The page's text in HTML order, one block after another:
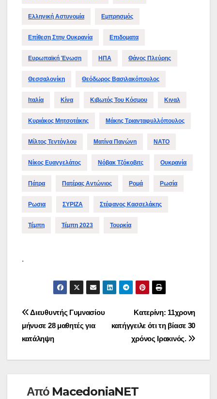
Ελληνική Αστυνομία Εμπρησμός
Επίθεση Στην Ουκρανία Επιδοματα
Ευρωπαϊκή Ένωση ΗΠΑ Θάνος Πλεύρης
Θεσσαλονίκη Θεόδωρος Βασιλακόπουλος
Ιταλία Κίνα Κιβωτός Του Κόσμου Κιναλ
Κυριάκος Μητσοτάκης Μάκης Τριανταφυλλόπουλος
Μίλτος Τεντόγλου Ματίνα Παγώνη ΝΑΤΟ
Νίκος Ευαγγελάτος Νόβακ Τζόκοβιτς Ουκρανία
Πάτρα Πατέρας Αντώνιος Ρομά Ρωσία
Ρωσια ΣΥΡΙΖΑ Στέφανος Κασσελάκης
Τέμπη Τέμπη 2023 Τουρκία
.
Πλοήγηση
άρθρων
Κατερίνη: 11χρονη
κατήγγειλε ότι τη βίασε 30
χρόνος Ιρακινός.
Διευθυντής Γυμνασίου
μήνυσε 28 μαθητές για
κατάληψη
Από MacedoniaNET